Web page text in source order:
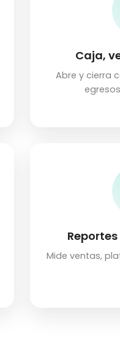
Caja,
Abre y cierra
Mide ventas,